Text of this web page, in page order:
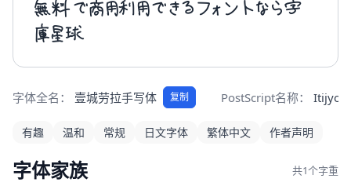
無料で商用利用できるフォントなら字
庫星球
字体全名： 壹城劳拉手写体 复制 PostScript名称：
有趣 温和 常规 日文字体 繁体中文 作者声明
字体家族 共1个字重